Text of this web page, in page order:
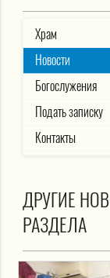
Храм
Новости
Богослужения
Подать записку
Контакты
ДРУГИЕ
РАЗДЕЛА